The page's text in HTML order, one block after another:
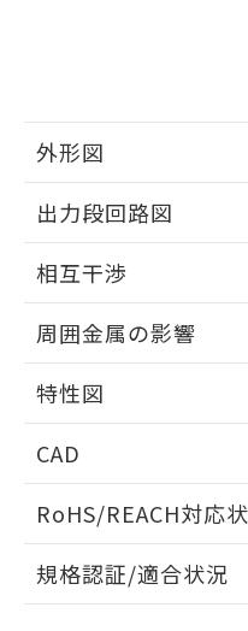
外形図
外形図
出力段回路図
出力段回路図
相互干渉
相互干渉
A: 150mm以上、B: 90mm
周囲金属の影響
周囲金属の影響
特性図
検出物体の大きさと材質に
CAD
ドすることができます
ログ
RoHS/REACH対応
EU RoHS 注意事項・
規格認証/適合状況
品・サービ
※当社の共同
の共同利用に
用者の範囲
とができます。
EU RoHS指令（
51物質の非含有証
※本証明書は発行
るもので、過去に
ものではありませ
物質の対応では、
荷製品に未対応品
欄に対応日を記載
既に当社にて対